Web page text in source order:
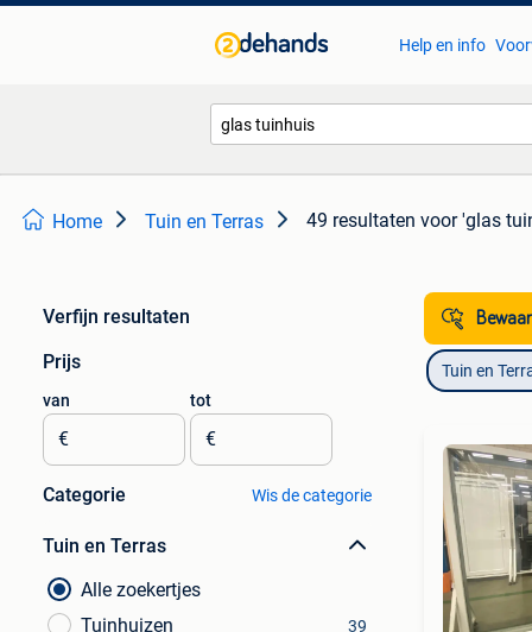
Help en info
Home Tuin en Terras 49 resultaten voor 'glas
Verfijn resultaten
Prijs
van
€
tot
€
Categorie Wis de categorie
Tuin en Terras
Alle zoekertjes
Tuinhuizen
39
Tuin en